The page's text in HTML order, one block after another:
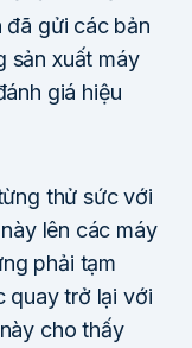
đã gửi các bản
sản xuất máy
giá hiệu
thử sức với
lên các máy
phải tạm
quay trở lại với
cho thấy